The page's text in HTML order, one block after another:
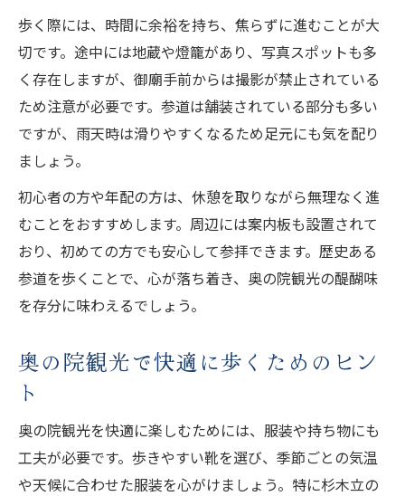
歩く際には、時間に余裕を持ち、焦らずに進むことが大
切です。途中には地蔵や燈籠があり、写真スポットも多
く存在しますが、御廟手前からは撮影が禁止されている
ため注意が必要です。参道は舗装されている部分も多い
ですが、雨天時は滑りやすくなるため足元にも気を配り
ましょう。
初心者の方や年配の方は、休憩を取りながら無理なく進
むことをおすすめします。周辺には案内板も設置されて
おり、初めての方でも安心して参拝できます。歴史ある
参道を歩くことで、心が落ち着き、奥の院観光の醍醐味
を存分に味わえるでしょう。
奥の院観光で快適に歩くためのヒン
ト
奥の院観光を快適に楽しむためには、服装や持ち物にも
工夫が必要です。歩きやすい靴を選び、季節ごとの気温
や天候に合わせた服装を心がけましょう。特に杉木立の